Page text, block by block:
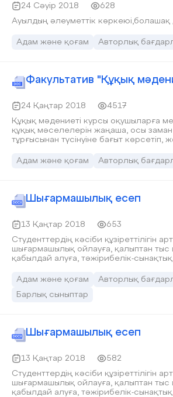
24 Сәуір 2018
628
Ауылдың әлеуметтік көркеюі,болашақ
Адам және қоғам Авторлық
Факультатив "Құқық
24 Қаңтар 2018
4517
Құқық мәдениеті курсы оқушыларға
құқық мәселелерін жаңаша, осы заман
тұрғысынан түсінуіне бағыт көрсетіп,
оның ерекшеліктері жөнінде айтылған,
Адам және қоғам Авторлық
Шығармашылық есеп
13 Қаңтар 2018
653
Студенттердің кәсіби құзіреттілігін
шығармашылық ойлауға, қалыптан тыс
қабылдай алуға, тәжірибелік-
педагогикалық технологияларды
қарқынды дамып келе жатқан заманда
мұғалімнің міндеті.
Адам және қоғам
Авторлық
Барлық сыныптар
Шығармашылық есеп
13 Қаңтар 2018
582
Студенттердің кәсіби құзіреттілігін
шығармашылық ойлауға, қалыптан тыс
қабылдай алуға, тәжірибелік-